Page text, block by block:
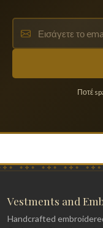
Ποτέ
Vestments and
Handcrafted